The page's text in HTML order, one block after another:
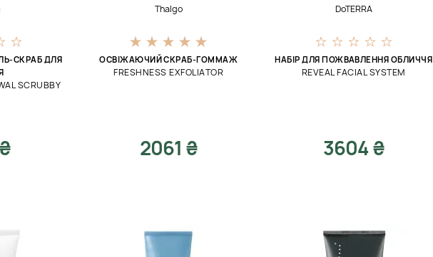
СКРАБ ДЛЯ
SCRUBBY
Thalgo
ОСВІЖАЮЧИЙ СКРАБ-ГОММАЖ
FRESHNESS EXFOLIATOR
2061 ₴
DoTERRA
НАБІР ДЛЯ ПОЖВАВЛЕННЯ ОБЛИЧЧЯ
REVEAL FACIAL SYSTEM
3604 ₴